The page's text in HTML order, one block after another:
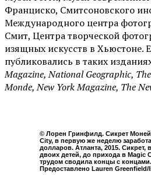
Франциско, Смитсоновского
Международного центра
Смит, Центра творческой
изящных искусств в Хьюстоне.
публиковались в таких
Magazine, National Geographic,
Monde, New York Magazine, The
© Лорен Гринфилд. Сикрет
City, в первую же неделю
долларов. Атланта, 2015.
двоих детей, до прихода в Magic
трудом сводила концы с концами.
Предоставлено Lauren Greenfield/